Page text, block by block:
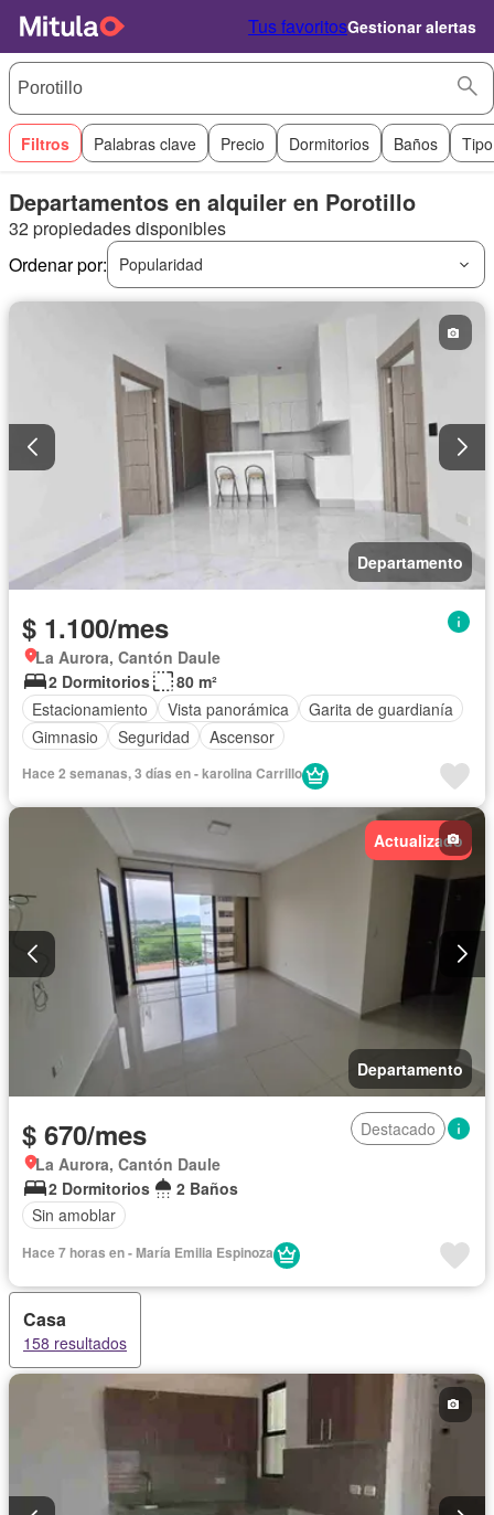
Tus favoritosGestionar alertas
Filtros Palabras clave Precio Dormitorios Baños
Departamentos en alquiler en Porotillo
32 propiedades disponibles
Ordenar por:
Popularidad
Departamento
$ 1.100/mes
La Aurora, Cantón Daule
2 Dormitorios
80 m²
Estacionamiento
Vista panorámica
Garita de guardianía
Gimnasio
Seguridad Ascensor
Hace 2 semanas, 3 días en - karolina Carrillo
Actualizado
Departamento
$ 670/mes
Destacado
La Aurora, Cantón Daule
2 Dormitorios
2 Baños
Sin amoblar
Hace 7 horas en - María Emilia Espinoza
Casa
158 resultados